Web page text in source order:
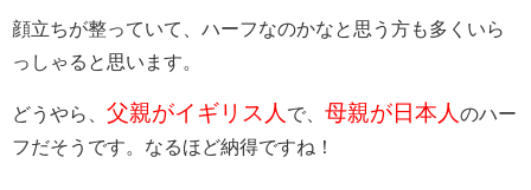
顔立ちが整っていて、ハーフなのかなと思う方も多くいら
っしゃると思います。
どうやら、 父親がイギリス人 で、 母親が日本人 のハー
フだそうです。なるほど納得ですね！